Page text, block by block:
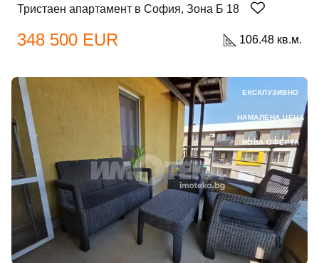
Вход
Вход като гост
или използвай профил
Вход с Google
Вход с Facebook
Тристаен апартамент в София, Зона Б 18
348 500 EUR 106.48 кв.м.
ЕКСКЛУЗИВНО
НАМАЛЕНА ЦЕНА
НОВА ОФЕРТА